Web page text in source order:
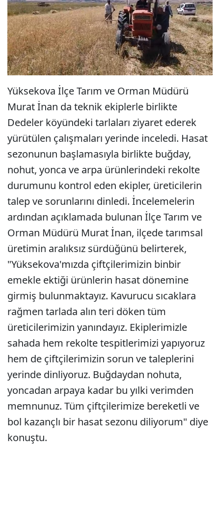
Yüksekova İlçe Tarım ve Orman Müdürü
Murat İnan da teknik ekiplerle birlikte
Dedeler köyündeki tarlaları ziyaret ederek
yürütülen çalışmaları yerinde inceledi. Hasat
sezonunun başlamasıyla birlikte buğday,
nohut, yonca ve arpa ürünlerindeki rekolte
durumunu kontrol eden ekipler, üreticilerin
talep ve sorunlarını dinledi. İncelemelerin
ardından açıklamada bulunan İlçe Tarım ve
Orman Müdürü Murat İnan, ilçede tarımsal
üretimin aralıksız sürdüğünü belirterek,
"Yüksekova'mızda çiftçilerimizin binbir
emekle ektiği ürünlerin hasat dönemine
girmiş bulunmaktayız. Kavurucu sıcaklara
rağmen tarlada alın teri döken tüm
üreticilerimizin yanındayız. Ekiplerimizle
sahada hem rekolte tespitlerimizi yapıyoruz
hem de çiftçilerimizin sorun ve taleplerini
yerinde dinliyoruz. Buğdaydan nohuta,
yoncadan arpaya kadar bu yılki verimden
memnunuz. Tüm çiftçilerimize bereketli ve
bol kazançlı bir hasat sezonu diliyorum" diye
konuştu.